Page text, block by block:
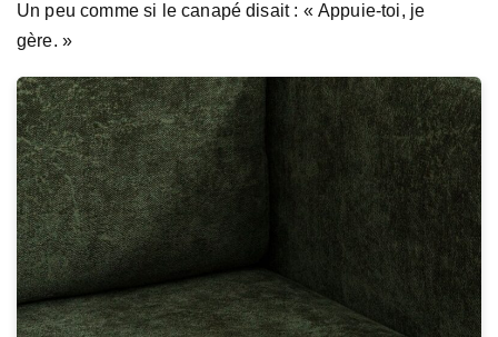
Un peu comme si le canapé disait : « Appuie-toi, je
gère. »